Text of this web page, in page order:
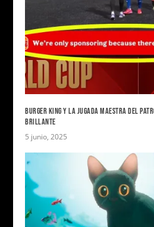
BURGER KING Y LA JUGADA MAESTRA DEL
BRILLANTE
5 junio, 2025